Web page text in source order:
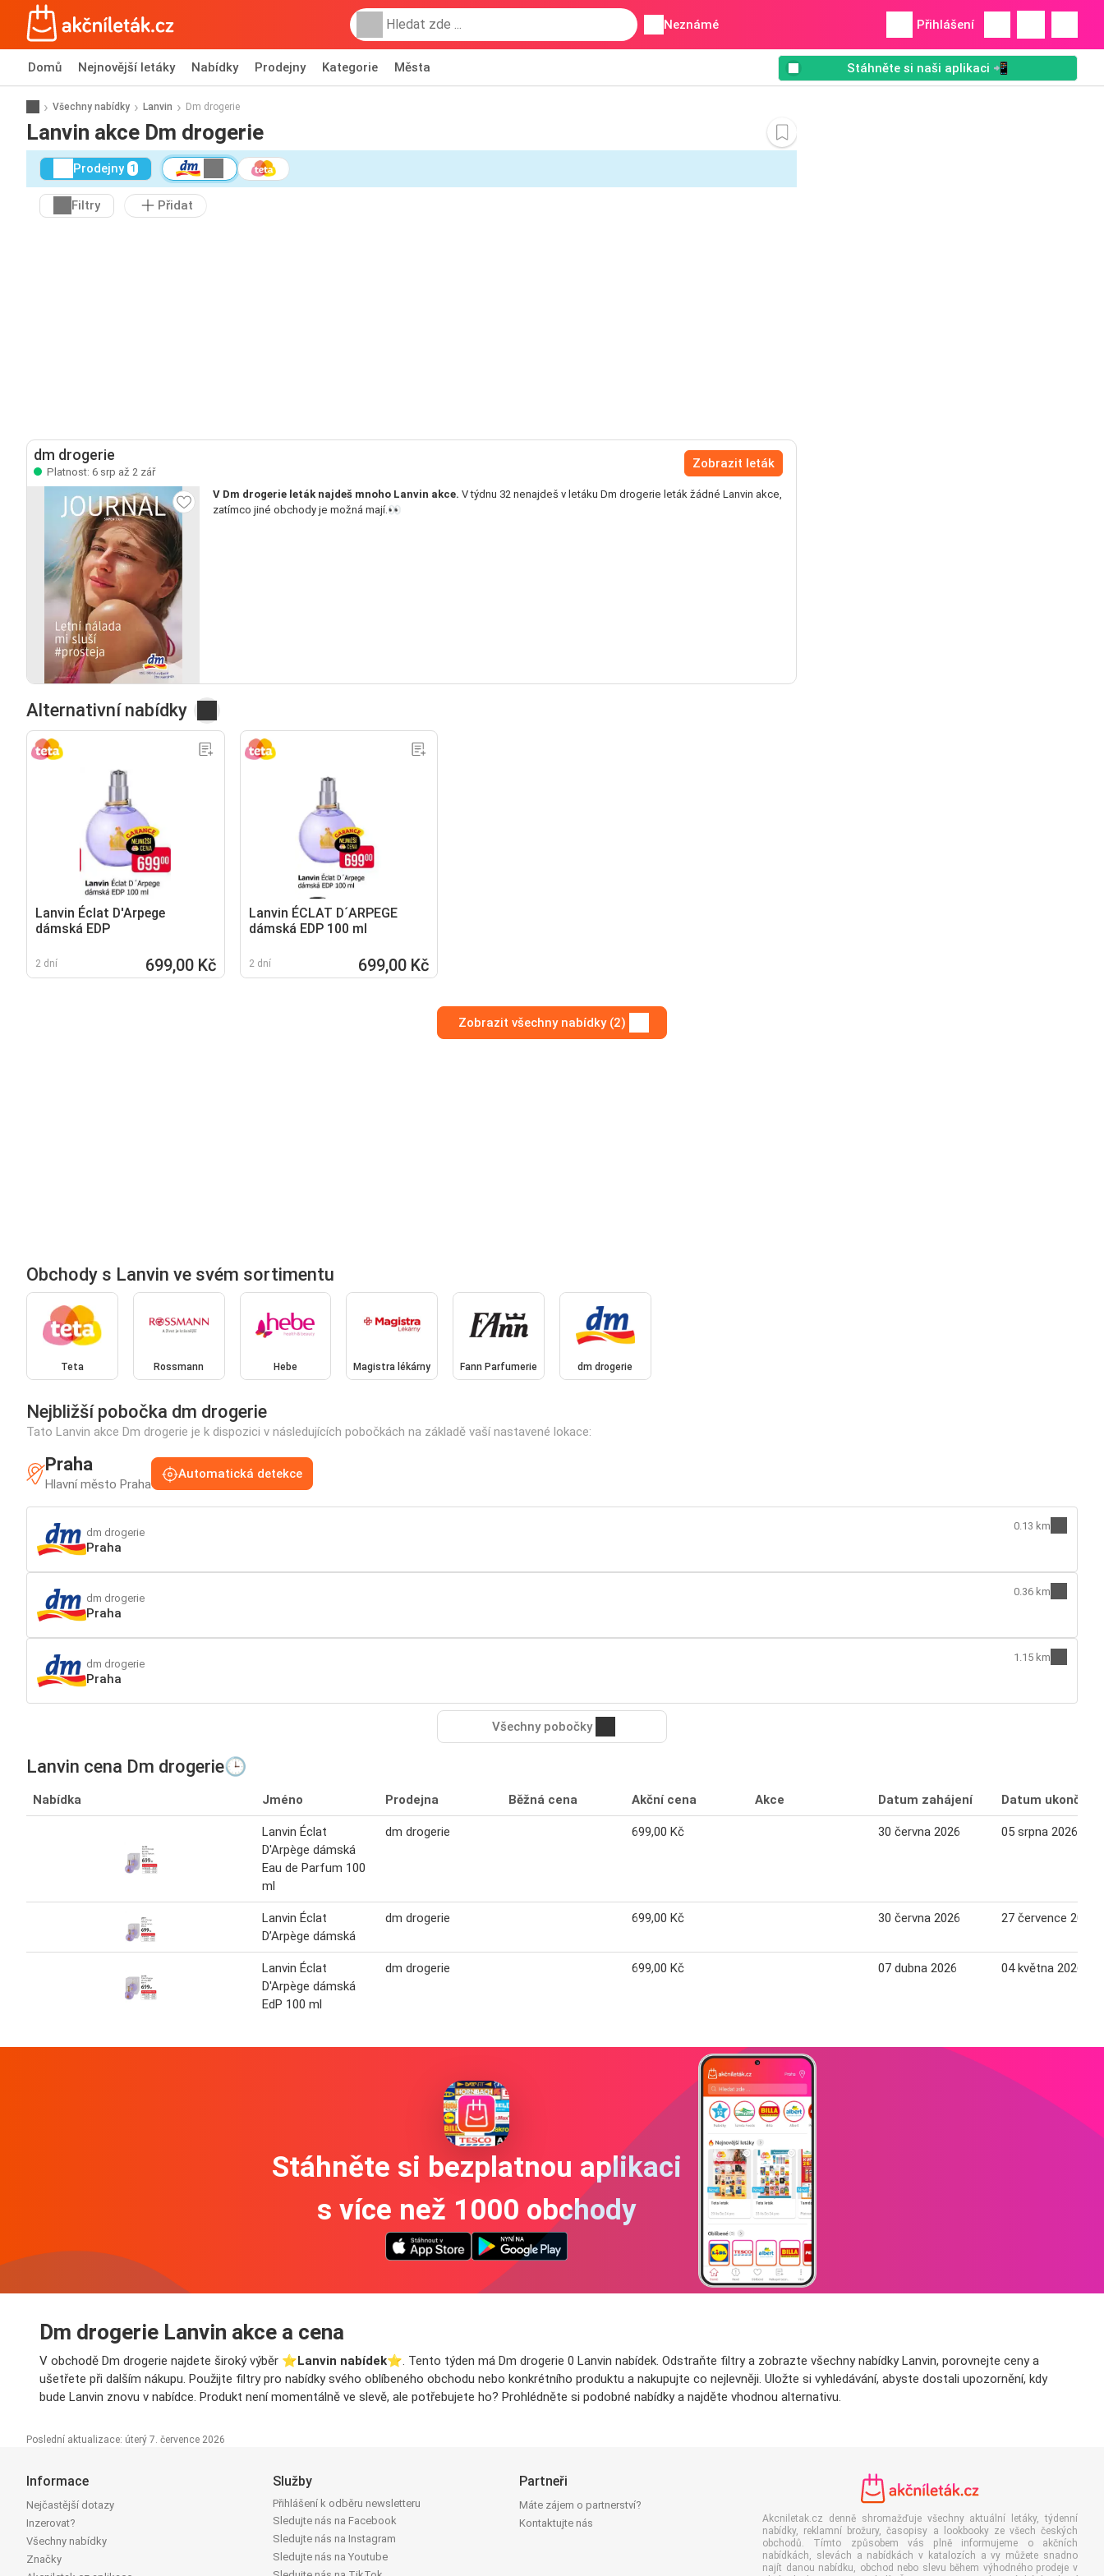
Neznámé Přihlášení
Domů Nejnovější letáky Nabídky Prodejny Kategorie Města Stáhněte si naši aplikaci 📲
Všechny nabídky Lanvin Dm drogerie
Lanvin akce Dm drogerie
Prodejny 1
Filtry Přidat
dm drogerie
Platnost: 6 srp až 2 zář
Zobrazit leták
V Dm drogerie leták najdeš mnoho Lanvin akce. V týdnu 32 nenajdeš v letáku Dm drogerie leták žádné Lanvin akce,
zatímco jiné obchody je možná mají.👀
Alternativní nabídky
Lanvin Éclat D'Arpege
dámská EDP
2 dní 699,00 Kč
Lanvin ÉCLAT D´ARPEGE
dámská EDP 100 ml
2 dní 699,00 Kč
Zobrazit všechny nabídky (2)
Obchody s Lanvin ve svém sortimentu
Teta Rossmann Hebe Magistra lékárny Fann Parfumerie dm drogerie
Nejbližší pobočka dm drogerie
Tato Lanvin akce Dm drogerie je k dispozici v následujících pobočkách na základě vaší nastavené lokace:
Praha
Hlavní město Praha
Automatická detekce
dm drogerie
Praha
0.13 km
dm drogerie
Praha
0.36 km
dm drogerie
Praha
1.15 km
Všechny pobočky
Lanvin cena Dm drogerie🕒
Nabídka Jméno Prodejna Běžná cena Akční cena Akce Datum zahájení Datum ukončení
Lanvin Éclat
D'Arpège dámská
Eau de Parfum 100
ml
dm drogerie 699,00 Kč 30 června 2026 05 srpna 2026
Lanvin Éclat
D’Arpège dámská
dm drogerie 699,00 Kč 30 června 2026 27 července 2026
Lanvin Éclat
D'Arpège dámská
EdP 100 ml
dm drogerie 699,00 Kč 07 dubna 2026 04 května 2026
Stáhněte si bezplatnou aplikaci
s více než 1000 obchody
Dm drogerie Lanvin akce a cena
V obchodě Dm drogerie najdete široký výběr ⭐️Lanvin nabídek⭐️. Tento týden má Dm drogerie 0 Lanvin nabídek. Odstraňte filtry a zobrazte všechny nabídky Lanvin, porovnejte ceny a
ušetřete při dalším nákupu. Použijte filtry pro nabídky svého oblíbeného obchodu nebo konkrétního produktu a nakupujte co nejlevněji. Uložte si vyhledávání, abyste dostali upozornění, kdy
bude Lanvin znovu v nabídce. Produkt není momentálně ve slevě, ale potřebujete ho? Prohlédněte si podobné nabídky a najděte vhodnou alternativu.
Poslední aktualizace: úterý 7. července 2026
Informace
Nejčastější dotazy
Inzerovat?
Všechny nabídky
Značky
Služby
Přihlášení k odběru newsletteru
Sledujte nás na Facebook
Sledujte nás na Instagram
Sledujte nás na Youtube
Partneři
Máte zájem o partnerství?
Kontaktujte nás
Akcniletak.cz denně shromažďuje všechny aktuální letáky, týdenní
nabídky, reklamní brožury, časopisy a lookbooky ze všech českých
obchodů. Tímto způsobem vás plně informujeme o akčních
nabídkách, slevách a nabídkách v katalozích a vy můžete snadno
najít danou nabídku, obchod nebo slevu během výhodného prodeje v